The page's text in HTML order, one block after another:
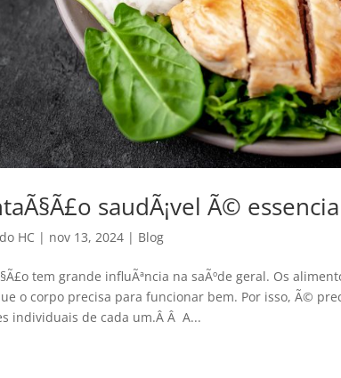
saudÃ¡vel Ã©
HC | nov 13, 2024 | Blog
tem grande influÃªncia na saÃºde geral. Os
o corpo precisa para funcionar bem. Por isso, Ã©
individuais de cada um.Â Â A...